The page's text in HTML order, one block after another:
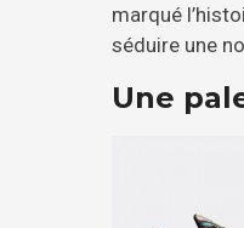
marqué
séduire une
Une